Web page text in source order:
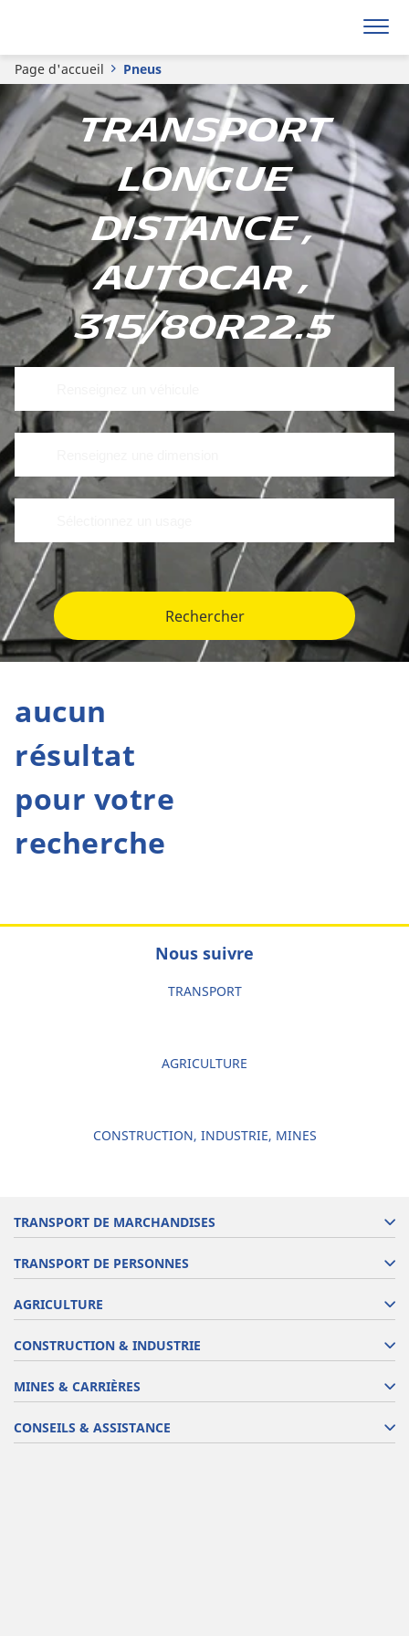
Page d'accueil Pneus
Transport
Longue
Distance ,
Autocar ,
315/80R22.5
Rechercher
aucun
résultat
pour votre
recherche
Nous suivre
TRANSPORT
AGRICULTURE
CONSTRUCTION, INDUSTRIE, MINES
TRANSPORT DE MARCHANDISES
TRANSPORT DE PERSONNES
AGRICULTURE
CONSTRUCTION & INDUSTRIE
MINES & CARRIÈRES
CONSEILS & ASSISTANCE